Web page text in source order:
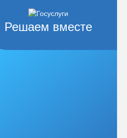
Решаем вместе